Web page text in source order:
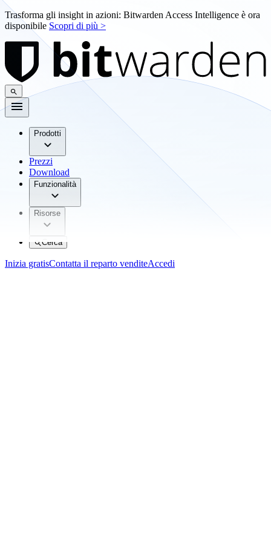
Trasforma gli insight in azioni: Bitwarden Access Intelligence è ora
disponibile Scopri di più >
Prodotti
Prezzi
Download
Funzionalità
Risorse
Cerca
Inizia gratisContatta il reparto venditeAccedi